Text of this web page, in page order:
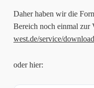
Daher haben wir die
Bereich noch einmal zur
west.de/service/
oder hier: